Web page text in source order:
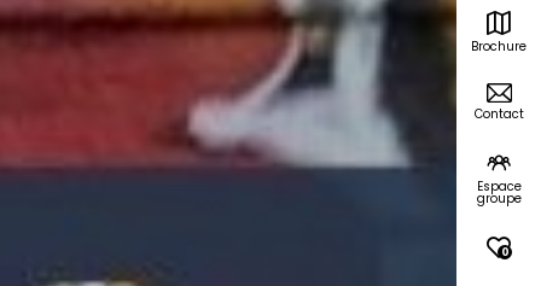
Brochure
Contact
Espace
groupe
0